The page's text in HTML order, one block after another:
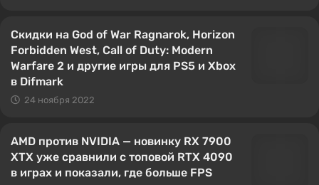
Скидки на God of War Ragnarok, Horizon
Forbidden West, Call of Duty: Modern
Warfare 2 и другие игры для PS5 и Xbox
в Difmark
24 ноября 2022
AMD против NVIDIA — новинку RX 7900
XTX уже сравнили с топовой RTX 4090
в играх и показали, где больше FPS